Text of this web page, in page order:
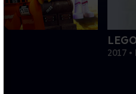
2017